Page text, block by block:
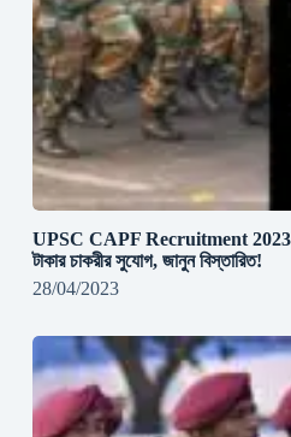
UPSC CAPF Recruitment 2023:
টাকার চাকরীর সুযোগ, জানুন বিস্তারিত!
28/04/2023